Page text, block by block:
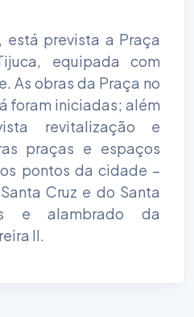
está prevista a Praça
equipada com
As obras da Praça no
foram iniciadas; além
revitalização e
praças e espaços
pontos da cidade –
Cruz e do Santa
e alambrado da
II.